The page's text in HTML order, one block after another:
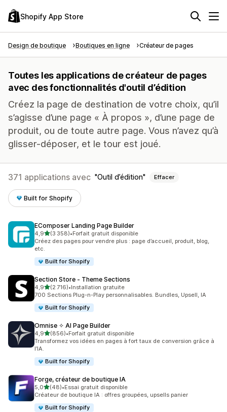
Shopify App Store
Design de boutique Boutiques en ligne Créateur de pages
Toutes les applications de créateur de pages
avec des fonctionnalités d'outil d’édition
Créez la page de destination de votre choix, qu’il
s’agisse d’une page « À propos », d’une page de
produit, ou de toute autre page. Vous n’avez qu’à
glisser-déposer, et le tour est joué.
371 applications avec Outil d’édition Effacer
Built for Shopify
EComposer Landing Page Builder
4,9étoile(s) sur 5
(3 358)
3358 avis au total
•Forfait gratuit disponible
Créez des pages pour vendre plus : page d’accueil, produit, blog,
etc.
Built for Shopify
Section Store ‑ Theme Sections
4,9étoile(s) sur 5
(2 716)
2716 avis au total
•Installation gratuite
700 Sections Plug-n-Play personnalisables. Bundles, Upsell, IA
Built for Shopify
Omnise ✧ AI Page Builder
4,9étoile(s) sur 5
(856)
856 avis au total
•Forfait gratuit disponible
Transformez vos idées en pages à fort taux de conversion grâce à
l’IA.
Built for Shopify
Forge, créateur de boutique IA
5,0étoile(s) sur 5
(48)
48 avis au total
•Essai gratuit disponible
Créateur de boutique IA : offres groupées, upsells panier
Built for Shopify